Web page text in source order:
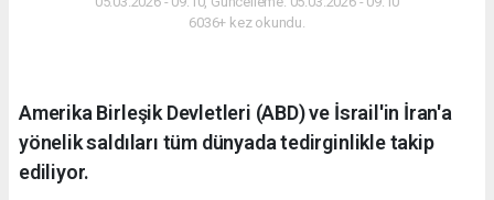
6036+ kez okundu.
Amerika Birleşik Devletleri (ABD) ve İsrail'in İran'a
yönelik saldıları tüm dünyada tedirginlikle takip
ediliyor.